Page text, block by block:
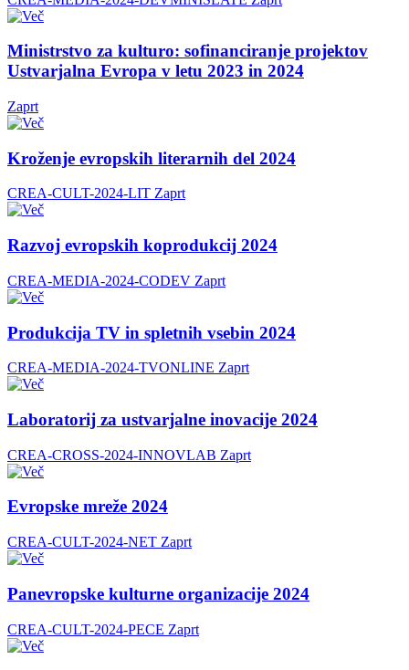
Ministrstvo za kulturo: sofinanciranje projektov
Ustvarjalna Evropa v letu 2023 in 2024
Zaprt
Kroženje evropskih literarnih del 2024
CREA-CULT-2024-LIT Zaprt
Razvoj evropskih koprodukcij 2024
CREA-MEDIA-2024-CODEV Zaprt
Produkcija TV in spletnih vsebin 2024
CREA-MEDIA-2024-TVONLINE Zaprt
Laboratorij za ustvarjalne inovacije 2024
CREA-CROSS-2024-INNOVLAB Zaprt
Evropske mreže 2024
CREA-CULT-2024-NET Zaprt
Panevropske kulturne organizacije 2024
CREA-CULT-2024-PECE Zaprt